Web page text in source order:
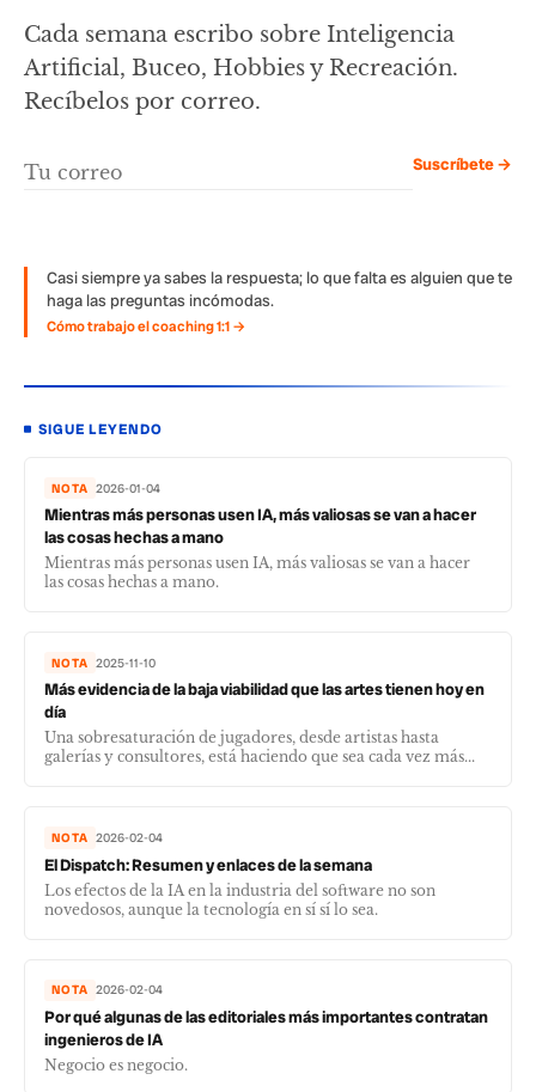
Cada semana escribo sobre Inteligencia
Artificial, Buceo, Hobbies y Recreación.
Recíbelos por correo.
Suscríbete →
Casi siempre ya sabes la respuesta; lo que falta es alguien que te
haga las preguntas incómodas.
Cómo trabajo el coaching 1:1 →
SIGUE LEYENDO
NOTA 2026-01-04
Mientras más personas usen IA, más valiosas se van a hacer
las cosas hechas a mano
Mientras más personas usen IA, más valiosas se van a hacer
las cosas hechas a mano.
NOTA 2025-11-10
Más evidencia de la baja viabilidad que las artes tienen hoy en
día
Una sobresaturación de jugadores, desde artistas hasta
galerías y consultores, está haciendo que sea cada vez más...
NOTA 2026-02-04
El Dispatch: Resumen y enlaces de la semana
Los efectos de la IA en la industria del software no son
novedosos, aunque la tecnología en sí sí lo sea.
NOTA 2026-02-04
Por qué algunas de las editoriales más importantes contratan
ingenieros de IA
Negocio es negocio.